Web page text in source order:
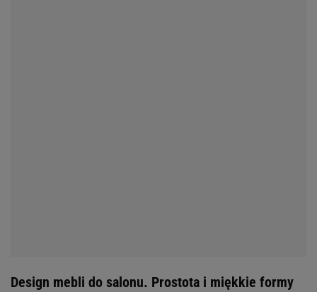
Design mebli do salonu. Prostota i miękkie formy